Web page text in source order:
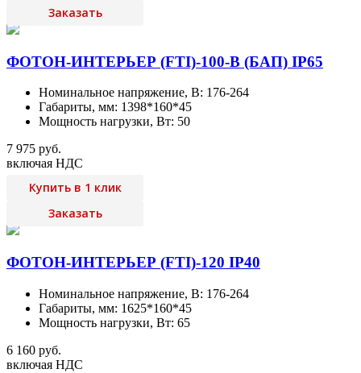
Заказать
ФОТОН-ИНТЕРЬЕР (FTI)-100-В (БАП) IP65
Номинальное напряжение, В: 176-264
Габариты, мм: 1398*160*45
Мощность нагрузки, Вт: 50
7 975 руб.
включая НДС
Купить в 1 клик
Заказать
ФОТОН-ИНТЕРЬЕР (FTI)-120 IP40
Номинальное напряжение, В: 176-264
Габариты, мм: 1625*160*45
Мощность нагрузки, Вт: 65
6 160 руб.
включая НДС